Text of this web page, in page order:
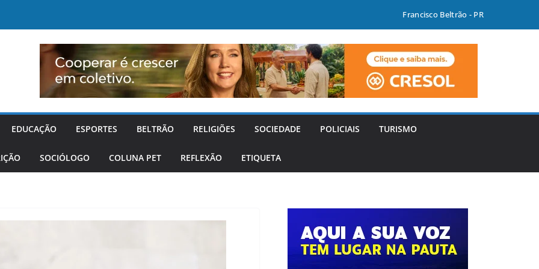
Francisco Beltrão - PR
EDUCAÇÃO ESPORTES BELTRÃO RELIGIÕES SOCIEDADE POLICIAIS TURISMO
SOCIÓLOGO COLUNA PET REFLEXÃO ETIQUETA